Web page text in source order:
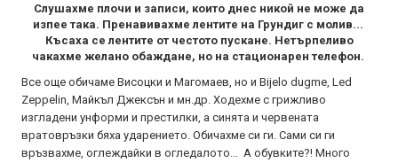
Слушахме плочи и записи, които днес никой не може да
изпее така. Пренавивахме лентите на Грундиг с молив...
Късаха се лентите от честото пускане. Нетърпеливо
чакахме желано обаждане, но на стационарен телефон.
Все още обичаме Висоцки и Магомаев, но и Bijelo dugme, Led
Zeppelin, Майкъл Джексън и мн.др. Ходехме с грижливо
изгладени унформи и престилки, а синята и червената
вратовръзки бяха ударението. Обичахме си ги. Сами си ги
връзвахме, оглеждайки в огледалото... А обувките?! Много